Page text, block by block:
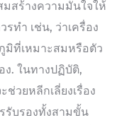
สร้างความมั่นใจให้
ทำ เช่น, ว่าเครื่อง
ที่เหมาะสมหรือตัว
ง. ในทางปฏิบัติ,
วยหลีกเลี่ยงเรื่อง
รับรองทั้งสามขั้น